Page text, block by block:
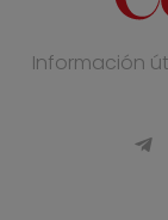
Información